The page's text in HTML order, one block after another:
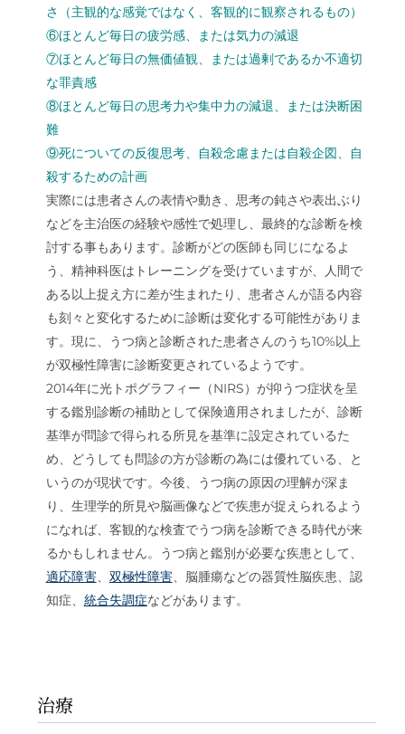
さ（主観的な感覚ではなく、客観的に観察されるもの）
⑥ほとんど毎日の疲労感、または気力の減退
⑦ほとんど毎日の無価値観、または過剰であるか不適切
な罪責感
⑧ほとんど毎日の思考力や集中力の減退、または決断困
難
⑨死についての反復思考、自殺念慮または自殺企図、自
殺するための計画
実際には患者さんの表情や動き、思考の鈍さや表出ぶり
などを主治医の経験や感性で処理し、最終的な診断を検
討する事もあります。診断がどの医師も同じになるよ
う、精神科医はトレーニングを受けていますが、人間で
ある以上捉え方に差が生まれたり、患者さんが語る内容
も刻々と変化するために診断は変化する可能性がありま
す。現に、うつ病と診断された患者さんのうち10%以上
が双極性障害に診断変更されているようです。
2014年に光トポグラフィー（NIRS）が抑うつ症状を呈
する鑑別診断の補助として保険適用されましたが、診断
基準が問診で得られる所見を基準に設定されているた
め、どうしても問診の方が診断の為には優れている、と
いうのが現状です。今後、うつ病の原因の理解が深ま
り、生理学的所見や脳画像などで疾患が捉えられるよう
になれば、客観的な検査でうつ病を診断できる時代が来
るかもしれません。うつ病と鑑別が必要な疾患として、
適応障害、 双極性障害、脳腫瘍などの器質性脳疾患、認
知症、 統合失調症などがあります。
治療